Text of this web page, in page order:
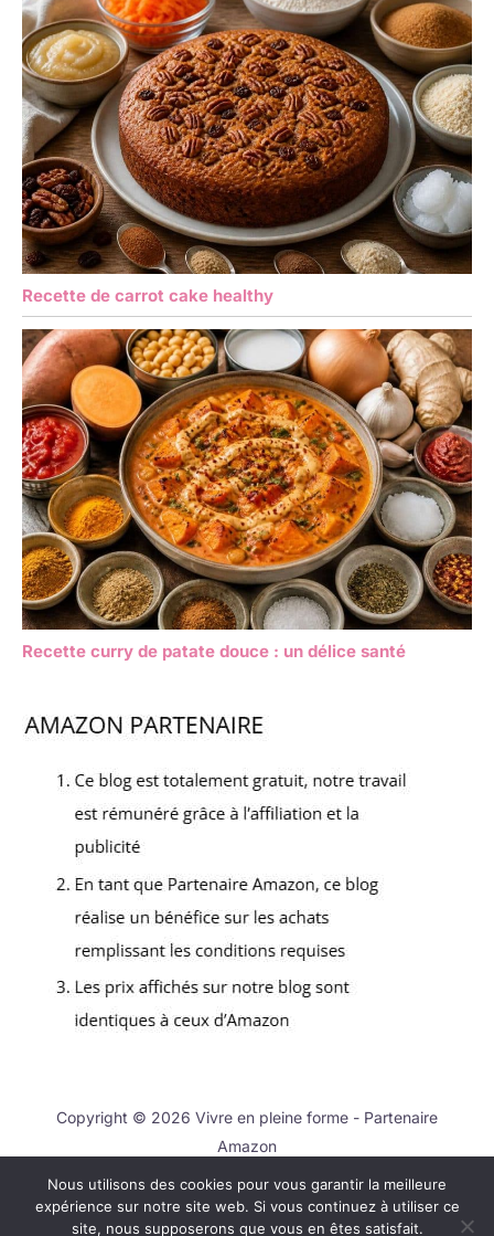
Recette de carrot cake healthy
Recette curry de patate douce : un délice santé
Copyright © 2026 Vivre en pleine forme - Partenaire
Amazon
Contact
Mentions légales
Nous utilisons des cookies pour vous garantir la meilleure
expérience sur notre site web. Si vous continuez à utiliser ce
site, nous supposerons que vous en êtes satisfait.